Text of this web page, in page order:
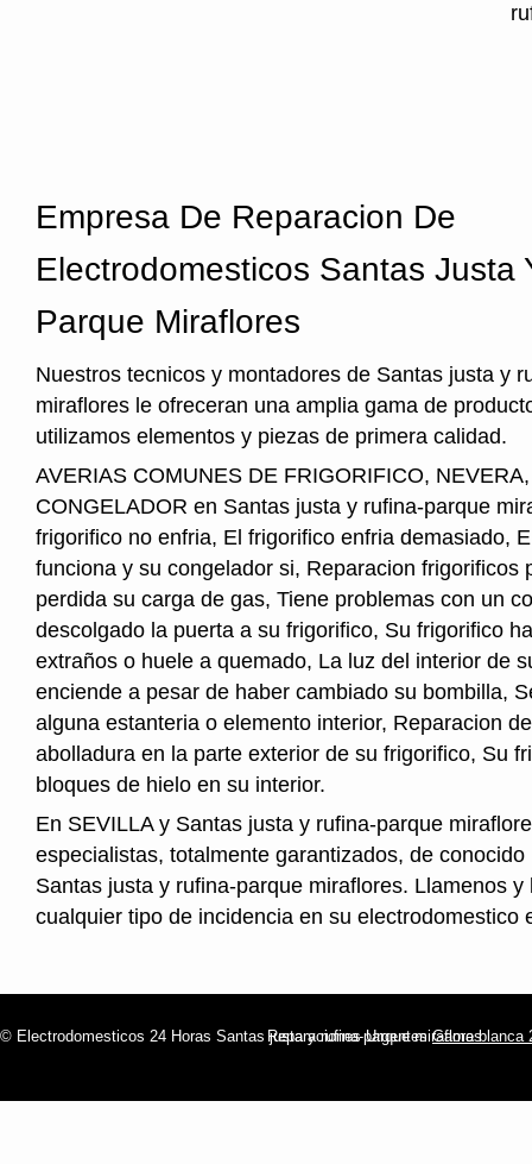
Empresa De Reparacion De
Electrodomesticos Santas Justa
Parque Miraflores
Nuestros tecnicos y montadores de Santas justa y
miraflores le ofreceran una amplia gama de
utilizamos elementos y piezas de primera calidad.
AVERIAS COMUNES DE FRIGORIFICO,
CONGELADOR en Santas justa y rufina-parque
frigorifico no enfria, El frigorifico enfria demasiado,
funciona y su congelador si, Reparacion frigorificos
perdida su carga de gas, Tiene problemas con un
descolgado la puerta a su frigorifico, Su frigorifico
extraños o huele a quemado, La luz del interior de
enciende a pesar de haber cambiado su bombilla,
alguna estanteria o elemento interior, Reparacion
abolladura en la parte exterior de su frigorifico, Su
bloques de hielo en su interior.
En SEVILLA y Santas justa y rufina-parque
especialistas, totalmente garantizados, de conocido
Santas justa y rufina-parque miraflores. Llamenos y
cualquier tipo de incidencia en su electrodomestico
© Electrodomesticos 24 Horas Santas justa y rufina-parque miraflores
Reparaciones UrgentesGama blanca